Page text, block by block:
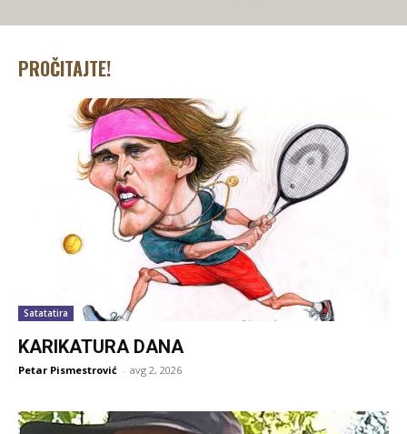
PROČITAJTE!
Satatatira
KARIKATURA DANA
Petar Pismestrović - avg 2, 2026